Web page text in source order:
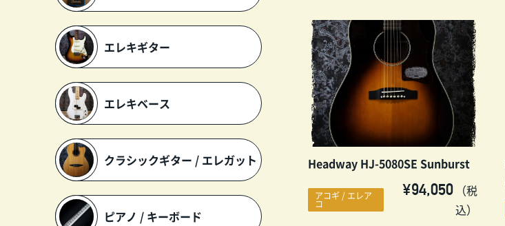
Headway HJ-5080SE Sunburst
アコギ / エレア
コ
¥94,050
（税
込）
エレキギター
エレキベース
クラシックギター / エレガット
ピアノ / キーボード